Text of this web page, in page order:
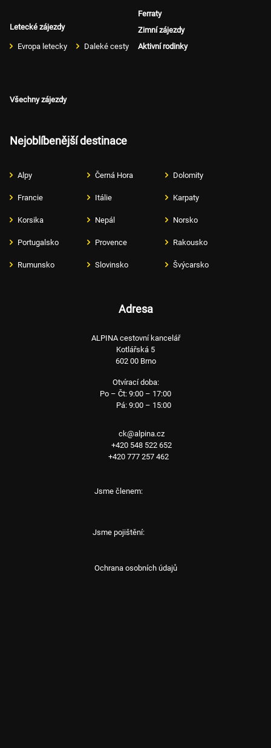
Letecké zájezdy
Evropa letecky Daleké cesty
Ferraty
Zimní zájezdy
Aktivní rodinky
Všechny zájezdy
Nejoblíbenější destinace
Alpy Černá Hora Dolomity
Francie Itálie Karpaty
Korsika Nepál Norsko
Portugalsko Provence Rakousko
Rumunsko Slovinsko Švýcarsko
Adresa
ALPINA cestovní kancelář
Kotlářská 5
602 00 Brno
Otvírací doba:
Po – Čt: 9:00 – 17:00
Pá: 9:00 – 15:00
ck@alpina.cz
+420 548 522 652
+420 777 257 462
Jsme členem:
Jsme pojištění:
Ochrana osobních údajů